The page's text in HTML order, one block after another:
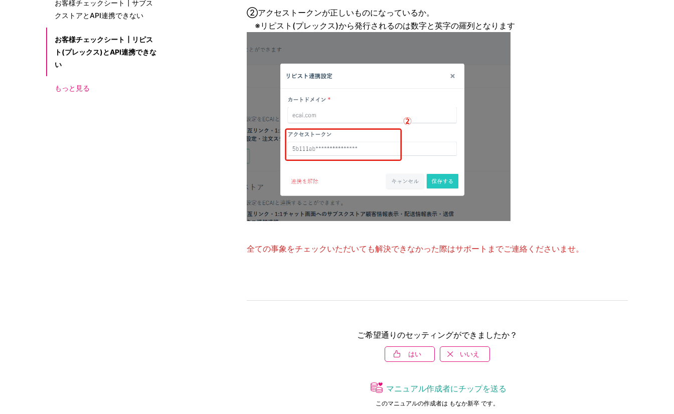
②アクセストークンが正しいものになっているか。
※リピスト(プレックス)から発行されるのは数字と英字の羅列となります
全ての事象をチェックいただいても解決できなかった際はサポートまでご連絡くださいませ。
ご希望通りのセッティングができましたか？
はい いいえ
マニュアル作成者にチップを送る
このマニュアルの作成者は もなか新卒 です。
お客様チェックシート┃サブス
クストアとAPI連携できない
お客様チェックシート┃リピス
ト(プレックス)とAPI連携できな
い
もっと見る